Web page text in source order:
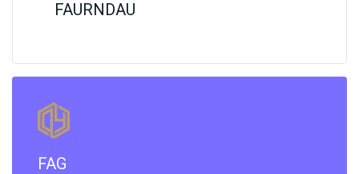
FAURNDAU
FAG